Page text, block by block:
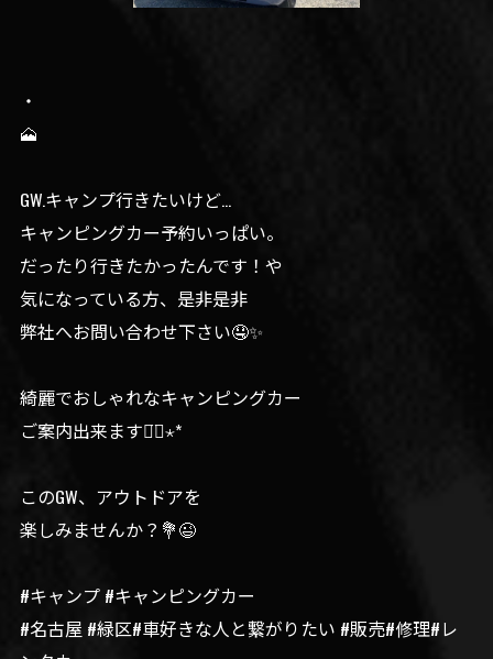
・
🗻
GW.キャンプ行きたいけど…
キャンピングカー予約いっぱい。
だったり行きたかったんです！や
気になっている方、是非是非
弊社へお問い合わせ下さい🤤✨
綺麗でおしゃれなキャンピングカー
ご案内出来ます◡̈⃝︎⋆︎*
このGW、アウトドアを
楽しみませんか？💐😉
#キャンプ #キャンピングカー
#名古屋 #緑区#車好きな人と繋がりたい #販売#修理#レ